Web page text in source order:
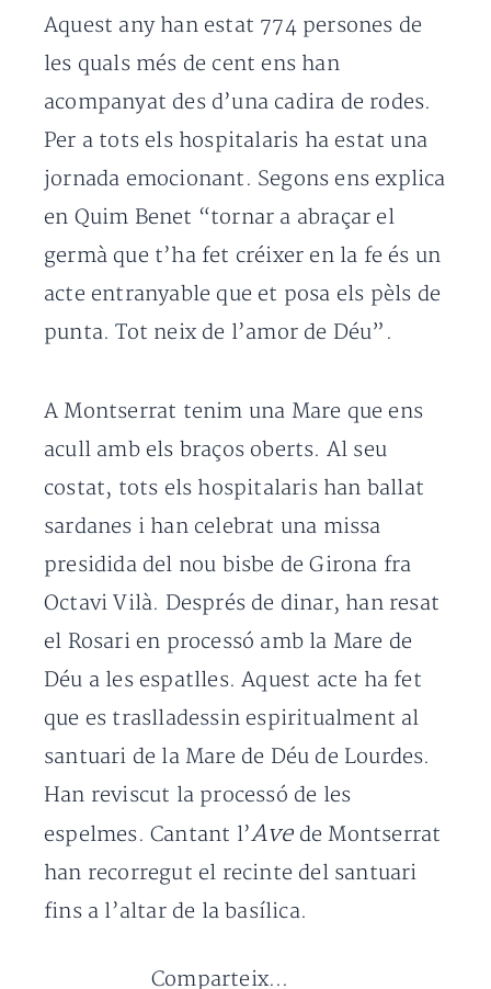
Aquest any han estat 774 persones de
les quals més de cent ens han
acompanyat des d’una cadira de rodes.
Per a tots els hospitalaris ha estat una
jornada emocionant. Segons ens explica
en Quim Benet “tornar a abraçar el
germà que t’ha fet créixer en la fe és un
acte entranyable que et posa els pèls de
punta. Tot neix de l’amor de Déu”.
A Montserrat tenim una Mare que ens
acull amb els braços oberts. Al seu
costat, tots els hospitalaris han ballat
sardanes i han celebrat una missa
presidida del nou bisbe de Girona fra
Octavi Vilà. Després de dinar, han resat
el Rosari en processó amb la Mare de
Déu a les espatlles. Aquest acte ha fet
que es traslladessin espiritualment al
santuari de la Mare de Déu de Lourdes.
Han reviscut la processó de les
espelmes. Cantant l’Avede Montserrat
han recorregut el recinte del santuari
fins a l’altar de la basílica.
Comparteix...